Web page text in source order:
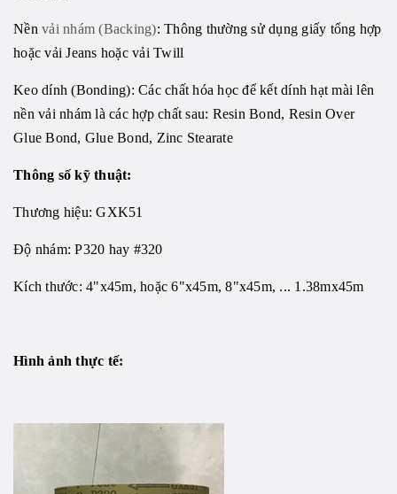
Nền vải nhám (Backing): Thông thường sử dụng giấy tổng hợp
hoặc vải Jeans hoặc vải Twill
Keo dính (Bonding): Các chất hóa học để kết dính hạt mài lên
nền vải nhám là các hợp chất sau: Resin Bond, Resin Over
Glue Bond, Glue Bond, Zinc Stearate
Thông số kỹ thuật:
Thương hiệu:GXK51
Độ nhám: P320 hay #320
Kích thước: 4"x45m, hoặc 6"x45m, 8"x45m, ... 1.38mx45m
Hình ảnh thực tế: